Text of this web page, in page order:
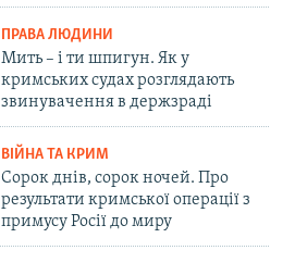
ПРАВА ЛЮДИНИ
Мить – і ти шпигун. Як у
кримських судах розглядають
звинувачення в держзраді
ВІЙНА ТА КРИМ
Сорок днів, сорок ночей. Про
результати кримської операції з
примусу Росії до миру